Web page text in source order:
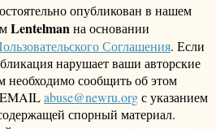
опубликован в нашем
Lentelmanна основании
Соглашения. Если
нарушает ваши авторские
сообщить об этом
EMAILabuse@newru.orgс указанием
спорный материал.